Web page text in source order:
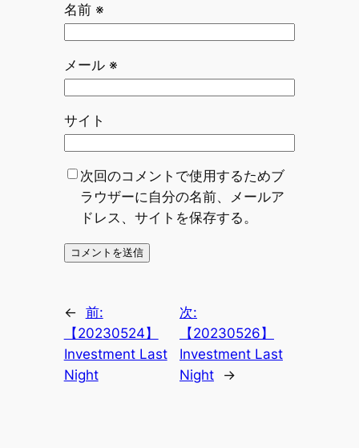
名前 ※
メール ※
サイト
次回のコメントで使用するためブ
ラウザーに自分の名前、メールア
ドレス、サイトを保存する。
← 前:
【20230524】
Investment Last
Night
次:
【20230526】
Investment Last
Night
→